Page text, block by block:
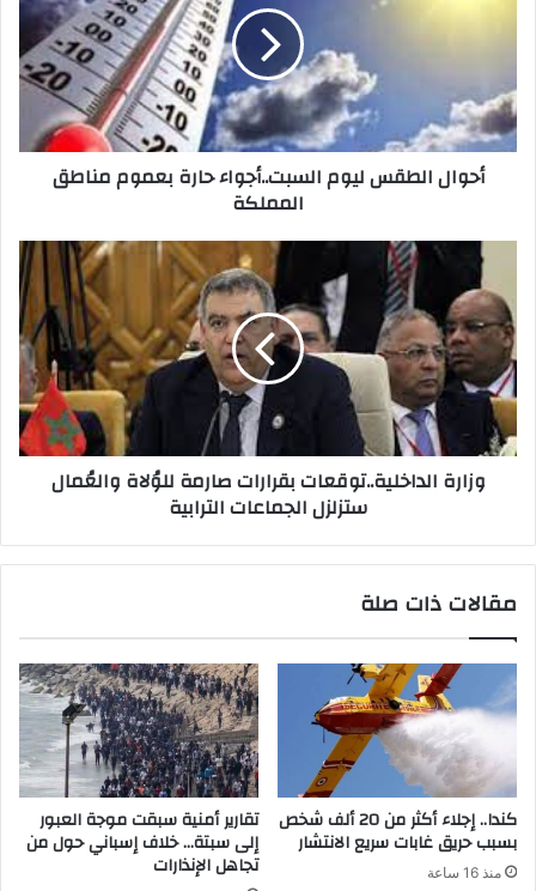
أحوال الطقس ليوم السبت..أجواء حارة بعموم مناطق
المملكة
وزارة الداخلية..توقعات بقرارات صارمة للوُلاة والعُمال
ستزلزل الجماعات الترابية
مقالات ذات صلة
كندا.. إجلاء أكثر من 20 ألف شخص
بسبب حريق غابات سريع الانتشار
منذ 16 ساعة
تقارير أمنية سبقت موجة العبور
إلى سبتة… خلاف إسباني حول من
تجاهل الإنذارات